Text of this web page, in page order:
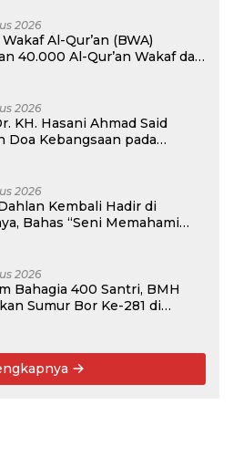
2026
Al-Qur’an (BWA)
40.000 Al-Qur’an Wakaf dan
2026
KH. Hasani Ahmad Said
Doa Kebangsaan pada
RI
2026
Kembali Hadir di
Bahas “Seni Memahami
2026
Bahagia 400 Santri, BMH
Sumur Bor Ke-281 di